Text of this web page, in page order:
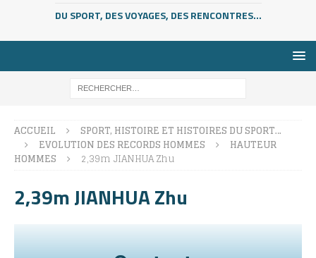
DU SPORT, DES VOYAGES, DES RENCONTRES...
ACCUEIL
SPORT, HISTOIRE ET HISTOIRES DU SPORT…
EVOLUTION DES RECORDS HOMMES
HAUTEUR
HOMMES
2,39m JIANHUA Zhu
2,39m JIANHUA Zhu